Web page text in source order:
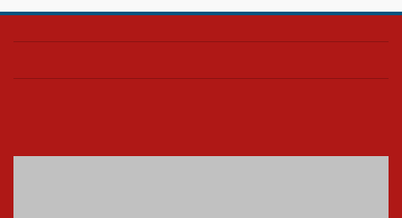
Colégio Presbiteriano
os funcionários